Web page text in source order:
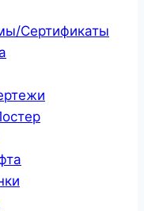
Сертификаты